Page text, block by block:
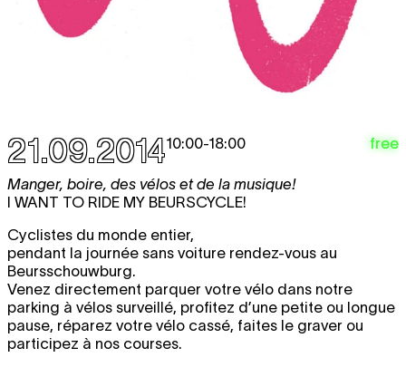
21.09.201410:00-18:00 free
Manger, boire, des vélos et de la musique!
I WANT TO RIDE MY BEURSCYCLE!
Cyclistes du monde entier,
pendant la journée sans voiture rendez-vous au
Beursschouwburg.
Venez directement parquer votre vélo dans notre
parking à vélos surveillé, profitez d’une petite ou longue
pause, réparez votre vélo cassé, faites le graver ou
participez à nos courses.